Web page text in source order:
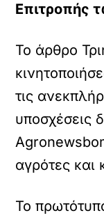
Επιτροπής
Το άρθρο
τις
υποσχέσεις
αγρότες και
Το